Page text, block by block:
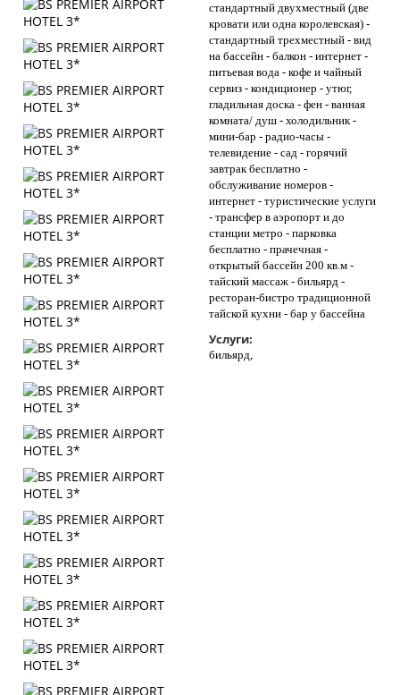
стандартный двухместный (две
кровати или одна королевская) -
стандартный трехместный - вид
на бассейн - балкон - интернет -
питьевая вода - кофе и чайный
сервиз - кондиционер - утюг,
гладильная доска - фен - ванная
комната/ душ - холодильник -
мини-бар - радио-часы -
телевидение - сад - горячий
завтрак бесплатно -
обслуживание номеров -
интернет - туристические услуги
- трансфер в аэропорт и до
станции метро - парковка
бесплатно - прачечная -
открытый бассейн 200 кв.м -
тайский массаж - бильярд -
ресторан-бистро традиционной
тайской кухни - бар у бассейна
Услуги:
бильярд,